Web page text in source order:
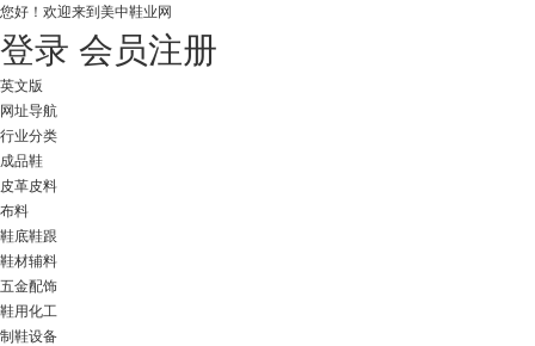
您好！ 欢迎来到美中鞋业网
登录 会员注册
英文版
网址导航
行业分类
成品鞋
皮革皮料
布料
鞋底鞋跟
鞋材辅料
五金配饰
鞋用化工
制鞋设备